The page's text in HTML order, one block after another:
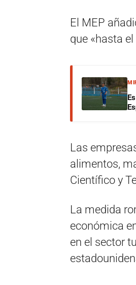
El MEP
que «hasta
Las
alimentos,
Científico y
La medida
económica
en el sector